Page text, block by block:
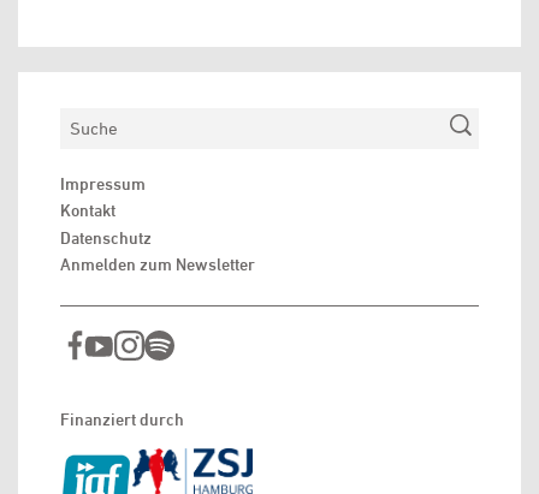
Suchen
Impressum
Kontakt
Datenschutz
Anmelden zum Newsletter
Finanziert durch